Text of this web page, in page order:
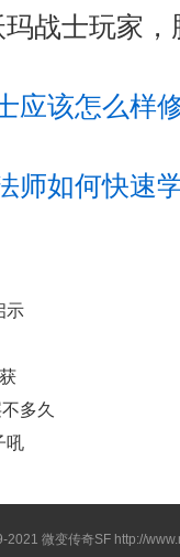
战士玩家
应该怎么样
师如何快速
示
多久
吼
2021 微变传奇SF http://